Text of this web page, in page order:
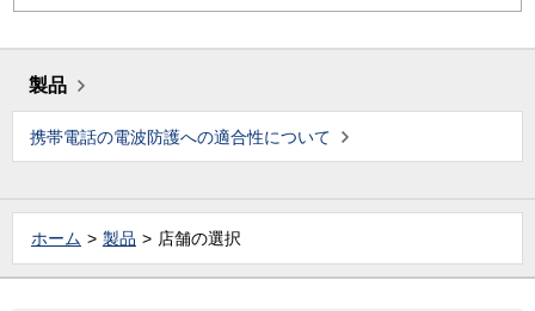
製品
携帯電話の電波防護への適合性について
ホーム 製品 店舗の選択